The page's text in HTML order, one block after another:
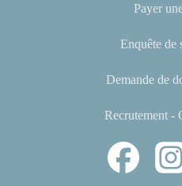
Payer
Enquête de
Demande de
Recrutement -